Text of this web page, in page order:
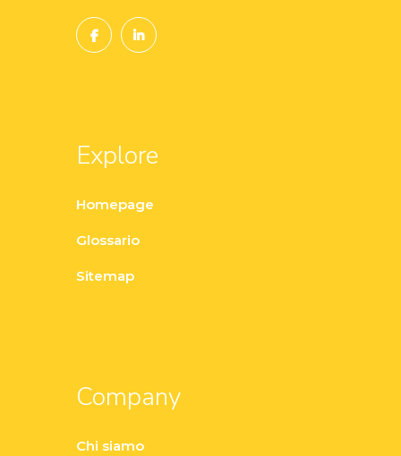
Explore
Homepage
Glossario
Sitemap
Company
Chi siamo